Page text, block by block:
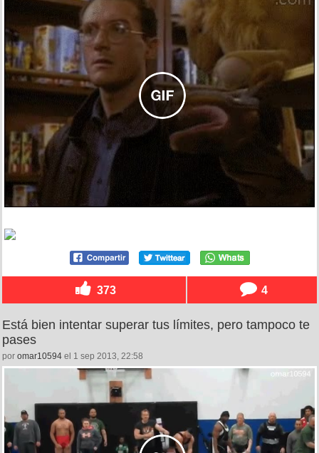
373 4
Está bien intentar superar tus límites, pero tampoco te
pases
por omar10594 el 1 sep 2013, 22:58